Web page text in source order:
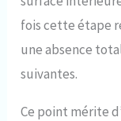
fois cette étape
une absence
suivantes.
Ce point mérite